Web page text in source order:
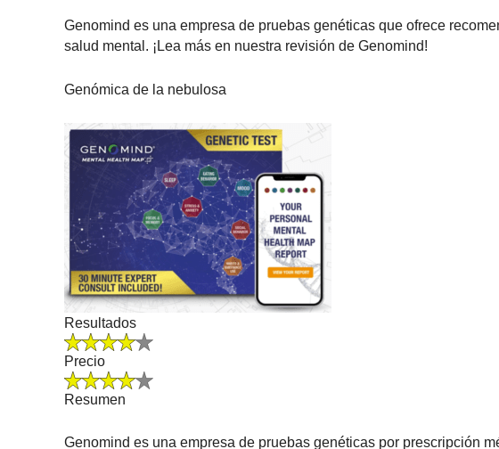
Genomind es una empresa de pruebas genéticas que ofrece
salud mental. ¡Lea más en nuestra revisión de Genomind!
Genómica de la nebulosa
Resultados
Precio
Resumen
Genomind es una empresa de pruebas genéticas por prescripción